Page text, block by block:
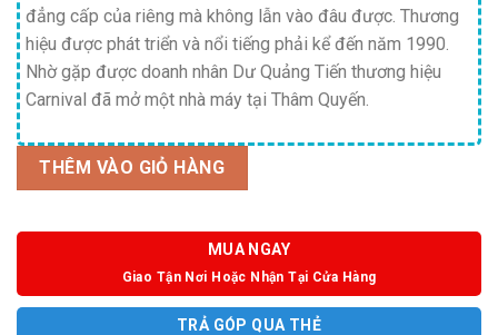
đẳng cấp của riêng mà không lẫn vào đâu được. Thương
hiệu được phát triển và nổi tiếng phải kể đến năm 1990.
Nhờ gặp được doanh nhân Dư Quảng Tiến thương hiệu
Carnival đã mở một nhà máy tại Thâm Quyến.
THÊM VÀO GIỎ HÀNG
MUA NGAY
Giao Tận Nơi Hoặc Nhận Tại Cửa Hàng
TRẢ GÓP QUA THẺ